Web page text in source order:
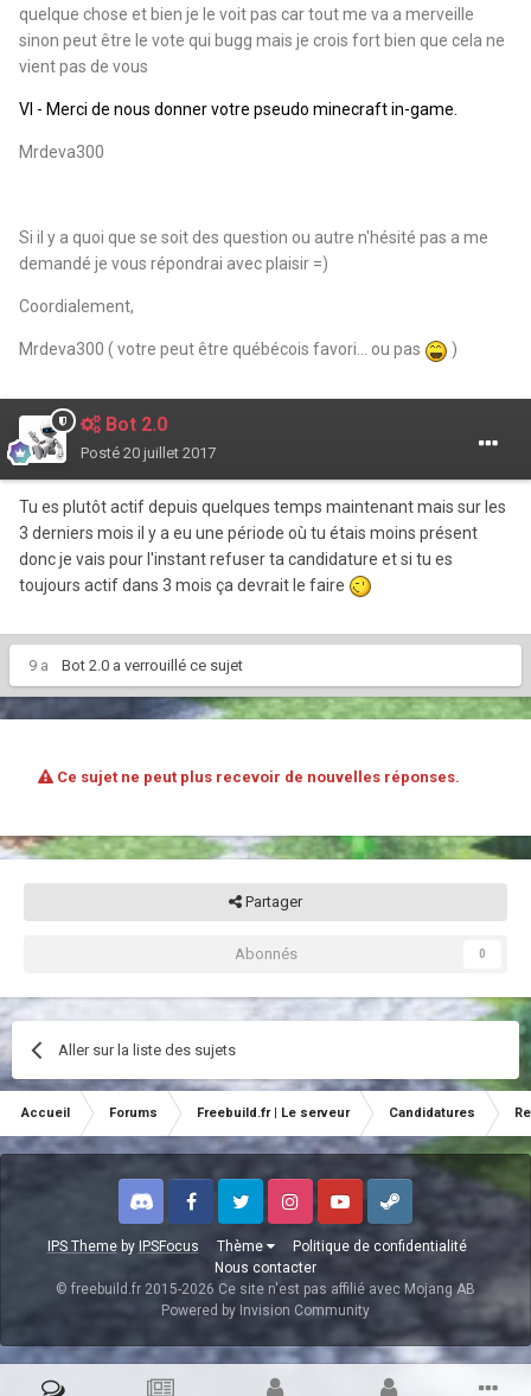
quelque chose et bien je le voit pas car tout me va a merveille
sinon peut être le vote qui bugg mais je crois fort bien que cela ne
vient pas de vous
VI - Merci de nous donner votre pseudo minecraft in-game.
Mrdeva300
Si il y a quoi que se soit des question ou autre n'hésité pas a me
demandé je vous répondrai avec plaisir =)
Coordialement,
Mrdeva300 ( votre peut être québécois favori... ou pas )
Bot 2.0
Posté 20 juillet 2017
Tu es plutôt actif depuis quelques temps maintenant mais sur les
3 derniers mois il y a eu une période où tu étais moins présent
donc je vais pour l'instant refuser ta candidature et si tu es
toujours actif dans 3 mois ça devrait le faire
9 a Bot 2.0 a verrouillé ce sujet
Ce sujet ne peut plus recevoir de nouvelles réponses.
Partager
Abonnés 0
Aller sur la liste des sujets
Accueil Forums Freebuild.fr | Le serveur Candidatures
IPS Themeby IPSFocus Thème
Politique de confidentialité
Nous contacter
Discord FacebookTwitter InstagramYoutubeSteam
© freebuild.fr 2015-2026 Ce site n'est pas affilié avec Mojang AB
Powered by Invision Community